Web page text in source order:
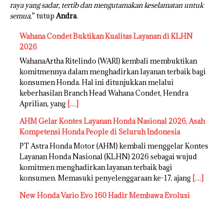
raya yang sadar, tertib dan mengutamakan keselamatan untuk
semua,” tutupAndra.
Wahana Condet Buktikan Kualitas Layanan di KLHN
2026
WahanaArtha Ritelindo (WARI) kembali membuktikan
komitmennya dalam menghadirkan layanan terbaik bagi
konsumen Honda. Hal ini ditunjukkan melalui
keberhasilan Branch Head Wahana Condet, Hendra
Aprilian, yang […]
AHM Gelar Kontes Layanan Honda Nasional 2026, Asah
Kompetensi Honda People di Seluruh Indonesia
PT Astra Honda Motor (AHM) kembali menggelar Kontes
Layanan Honda Nasional (KLHN) 2026 sebagai wujud
komitmen menghadirkan layanan terbaik bagi
konsumen. Memasuki penyelenggaraan ke-17, ajang […]
New Honda Vario Evo 160 Hadir Membawa Evolusi